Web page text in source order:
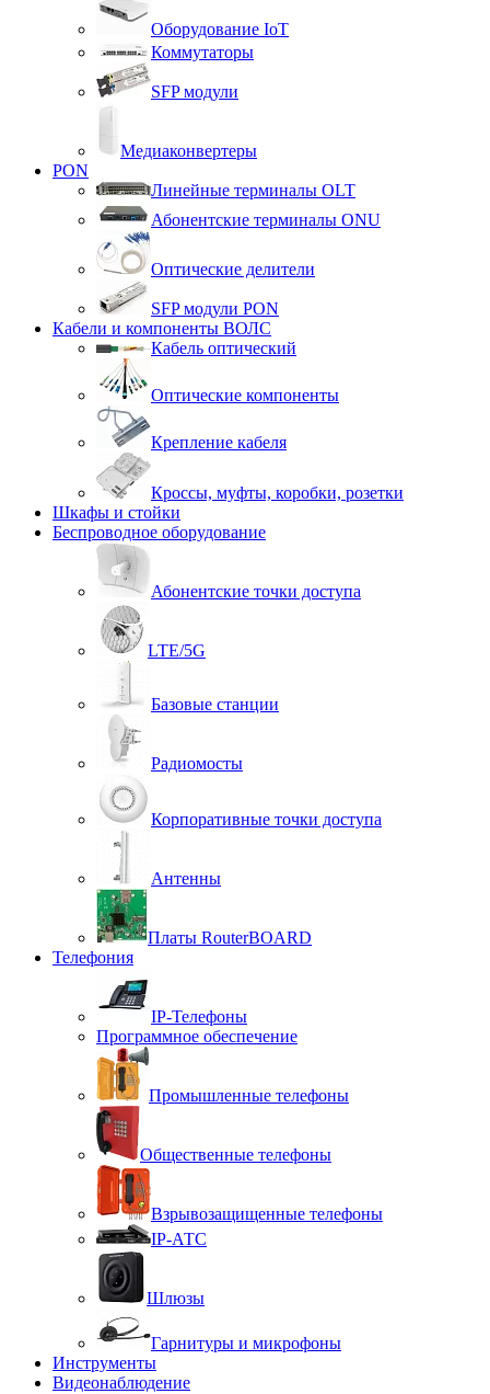
Оборудование IoT
Коммутаторы
SFP модули
Медиаконвертеры
PON
Линейные терминалы OLT
Абонентские терминалы ONU
Оптические делители
SFP модули PON
Кабели и компоненты ВОЛС
Кабель оптический
Оптические компоненты
Крепление кабеля
Кроссы, муфты, коробки, розетки
Шкафы и стойки
Беспроводное оборудование
Абонентские точки доступа
LTE/5G
Базовые станции
Радиомосты
Корпоративные точки доступа
Антенны
Платы RouterBOARD
Телефония
IP-Телефоны
Программное обеспечение
Промышленные телефоны
Общественные телефоны
Взрывозащищенные телефоны
IP-АТС
Шлюзы
Гарнитуры и микрофоны
Инструменты
Видеонаблюдение